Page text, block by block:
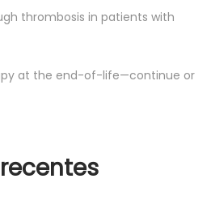
thrombosis in patients with
at the end-of-life—continue or